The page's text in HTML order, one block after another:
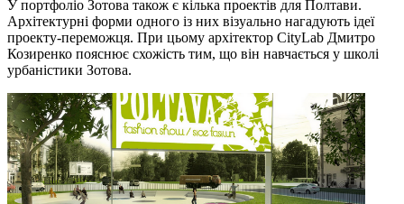
У портфоліо Зотова також є кілька проектів для Полтави.
Архітектурні форми одного із них візуально нагадують ідеї
проекту-переможця. При цьому архітектор CityLab Дмитро
Козиренко пояснює схожість тим, що він навчається у школі
урбаністики Зотова.